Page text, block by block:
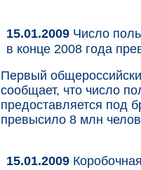
15.01.2009 Число
в конце 2008 года
Первый
сообщает, что число
предоставляется под
превысило 8 млн
15.01.2009